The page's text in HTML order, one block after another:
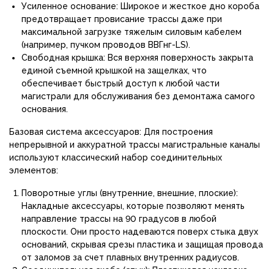
Усиленное основание: Широкое и жесткое дно короба
предотвращает провисание трассы даже при
максимальной загрузке тяжелым силовым кабелем
(например, пучком проводов ВВГнг-LS).
Свободная крышка: Вся верхняя поверхность закрыта
единой съемной крышкой на защелках, что
обеспечивает быстрый доступ к любой части
магистрали для обслуживания без демонтажа самого
основания.
Базовая система аксессуаров: Для построения
непрерывной и аккуратной трассы магистральные каналы
используют классический набор соединительных
элементов:
Поворотные углы (внутренние, внешние, плоские):
Накладные аксессуары, которые позволяют менять
направление трассы на 90 градусов в любой
плоскости. Они просто надеваются поверх стыка двух
оснований, скрывая срезы пластика и защищая провода
от заломов за счет плавных внутренних радиусов.